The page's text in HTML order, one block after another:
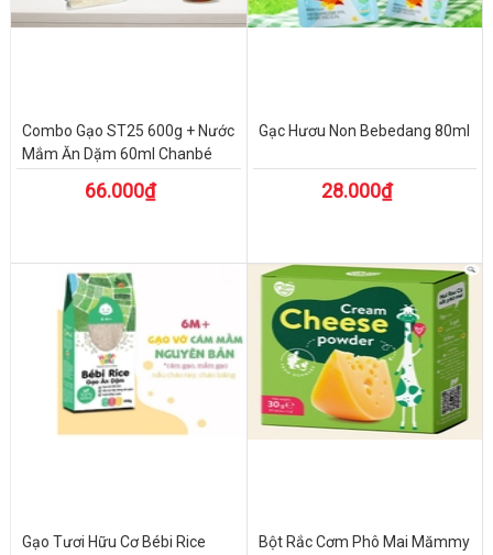
Combo Gạo ST25 600g + Nước
Mắm Ăn Dặm 60ml Chanbé
66.000₫
Gạc Hươu Non Bebedang 80ml
28.000₫
Gạo Tươi Hữu Cơ Bébi Rice
Bột Rắc Cơm Phô Mai Mămmy